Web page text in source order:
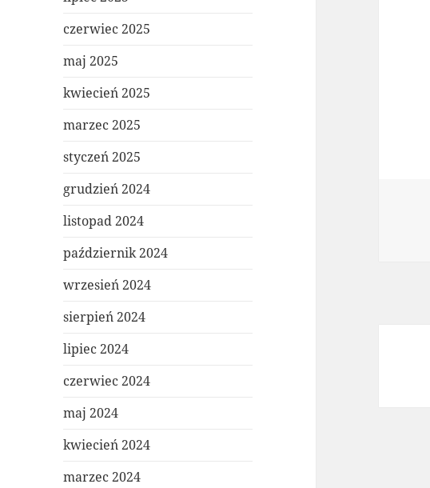
czerwiec 2025
maj 2025
kwiecień 2025
marzec 2025
styczeń 2025
grudzień 2024
listopad 2024
październik 2024
wrzesień 2024
sierpień 2024
lipiec 2024
czerwiec 2024
maj 2024
kwiecień 2024
marzec 2024